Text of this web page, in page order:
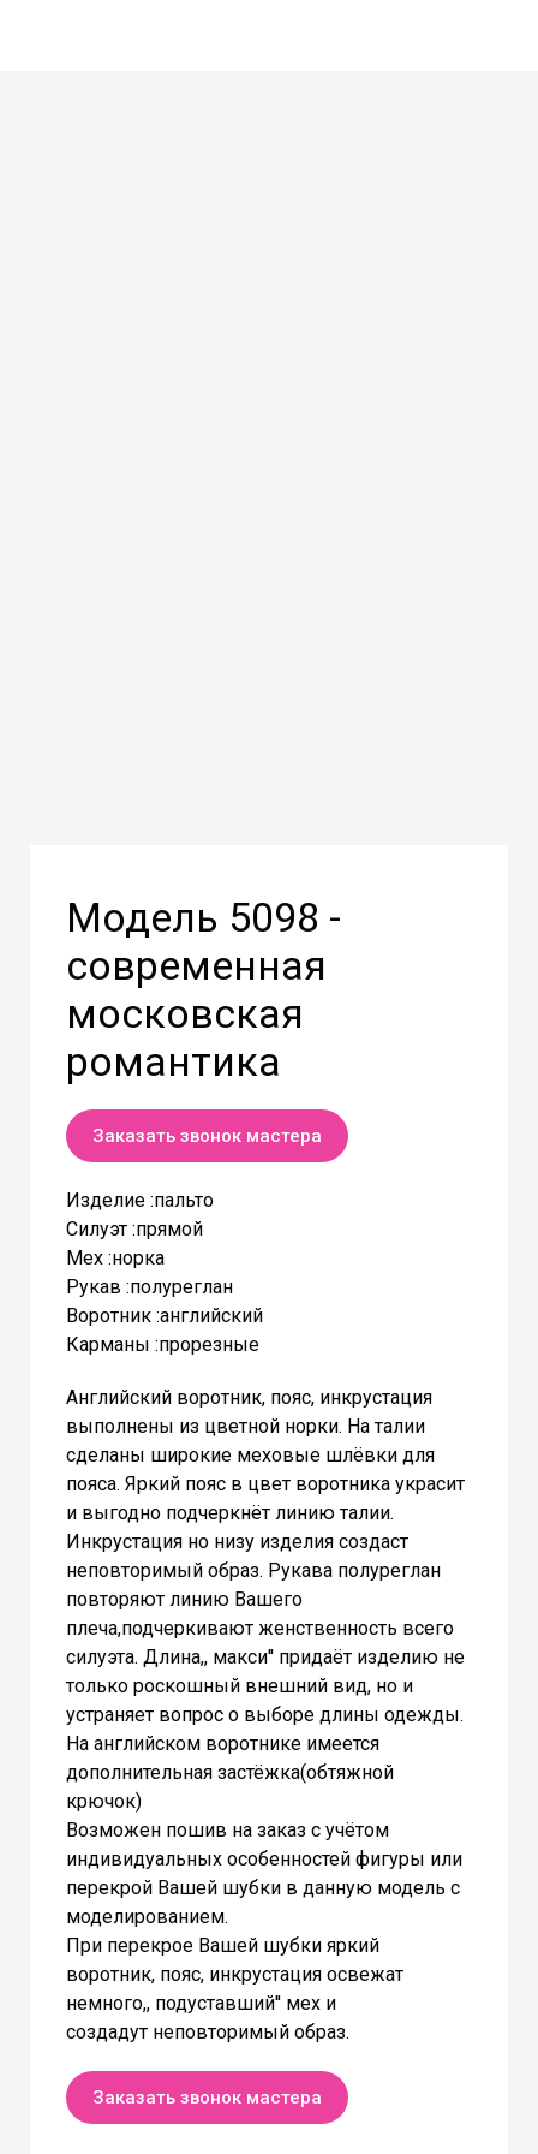
Модель 5098 -
современная
московская
романтика
Заказать звонок мастера
Изделие :пальто
Силуэт :прямой
Мех :норка
Рукав :полуреглан
Воротник :английский
Карманы :прорезные
Английский воротник, пояс, инкрустация
выполнены из цветной норки. На талии
сделаны широкие меховые шлёвки для
пояса. Яркий пояс в цвет воротника украсит
и выгодно подчеркнёт линию талии.
Инкрустация но низу изделия создаст
неповторимый образ. Рукава полуреглан
повторяют линию Вашего
плеча,подчеркивают женственность всего
силуэта. Длина,, макси'' придаёт изделию не
только роскошный внешний вид, но и
устраняет вопрос о выборе длины одежды.
На английском воротнике имеется
дополнительная застёжка(обтяжной
крючок)
Возможен пошив на заказ с учётом
индивидуальных особенностей фигуры или
перекрой Вашей шубки в данную модель с
моделированием.
При перекрое Вашей шубки яркий
воротник, пояс, инкрустация освежат
немного,, подуставший'' мех и
создадут неповторимый образ.
Заказать звонок мастера